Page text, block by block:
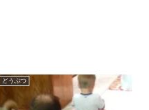
どうぶつ